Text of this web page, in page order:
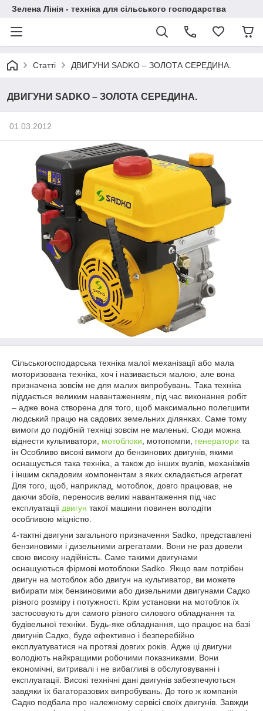
Зелена Лінія - техніка для сільського господарства
Статті ДВИГУНИ SADKO – ЗОЛОТА СЕРЕДИНА.
ДВИГУНИ SADKO – ЗОЛОТА СЕРЕДИНА.
01.03.2012
Сільськогосподарська техніка малої механізації або мала
моторизована техніка, хоч і називається малою, але вона
призначена зовсім не для малих випробувань. Така техніка
піддається великим навантаженням, під час виконання робіт
– адже вона створена для того, щоб максимально полегшити
людський працю на садових земельних ділянках. Саме тому
вимоги до подібній техніці зовсім не маленькі. Сюди можна
віднести культиватори, мотоблоки , мотопомпи, генератори та
ін Особливо високі вимоги до бензинових двигунів, якими
оснащується така техніка, а також до інших вузлів, механізмів
і іншим складовим компонентам з яких складається агрегат.
Для того, щоб, наприклад, мотоблок, довго працював, не
даючи збоїв, переносив великі навантаження під час
експлуатації двигун такої машини повинен володіти
особливою міцністю.
4-тактні двигуни загального призначення Sadko, представлені
бензиновими і дизельними агрегатами. Вони не раз довели
свою високу надійність. Саме такими двигунами
оснащуються фірмові мотоблоки Sadko. Якщо вам потрібен
двигун на мотоблок або двигун на культиватор, ви можете
вибирати між бензиновими або дизельними двигунами Садко
різного розміру і потужності. Крім установки на мотоблок їх
застосовують для самого різного силового обладнання та
будівельної техніки. Будь-яке обладнання, що працює на базі
двигунів Садко, буде ефективно і безперебійно
експлуатуватися на протязі довгих років. Адже ці двигуни
володіють найкращими робочими показниками. Вони
економічні, витривалі і не вибагливі в обслуговуванні і
експлуатації. Високі технічні дані двигунів забезпечуються
завдяки їх багаторазових випробувань. До того ж компанія
Садко подбала про належному сервісі своїх двигунів. Завжди